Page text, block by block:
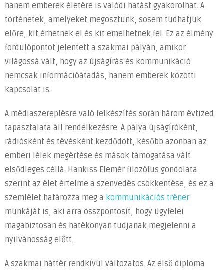
hanem emberek életére is valódi hatást gyakorolhat. A
történetek, amelyeket megosztunk, sosem tudhatjuk
előre, kit érhetnek el és kit emelhetnek fel. Ez az élmény
fordulópontot jelentett a szakmai pályán, amikor
világossá vált, hogy az újságírás és kommunikáció
nemcsak információátadás, hanem emberek közötti
kapcsolat is.
A médiaszereplésre való felkészítés során három évtized
tapasztalata áll rendelkezésre. A pálya újságíróként,
rádiósként és tévésként kezdődött, később azonban az
emberi lélek megértése és mások támogatása vált
elsődleges céllá. Hankiss Elemér filozófus gondolata
szerint az élet értelme a szenvedés csökkentése, és ez a
szemlélet határozza meg a kommunikációs tréner
munkáját is, aki arra összpontosít, hogy ügyfelei
magabiztosan és hatékonyan tudjanak megjelenni a
nyilvánosság előtt.
A szakmai háttér rendkívül változatos. Az első diploma